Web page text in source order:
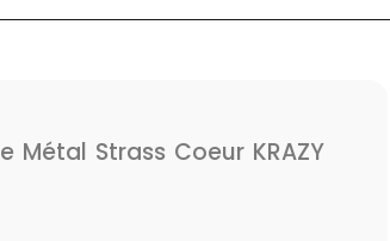
Métal Strass Coeur KRAZY